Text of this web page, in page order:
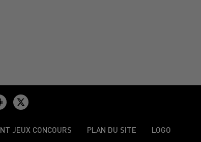
JEUX CONCOURS PLAN DU SITE LOGO